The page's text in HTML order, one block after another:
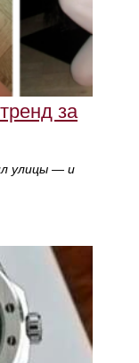
за
улицы — и